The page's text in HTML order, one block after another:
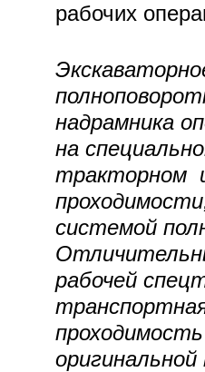
рабочих
надрамника
на
тракторном
системой
рабочей